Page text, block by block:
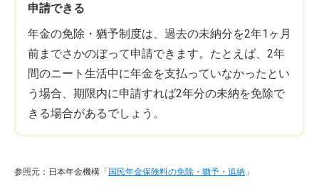
申請できる
年金の免除・猶予制度は、過去の未納分を2年1ヶ月
前までさかのぼって申請できます。たとえば、2年
間のニート生活中に年金を支払っていなかったとい
う場合、期限内に申請すれば2年分の未納を免除で
きる場合があるでしょう。
参照元：日本年金機構「国民年金保険料の免除・猶予・追納 」